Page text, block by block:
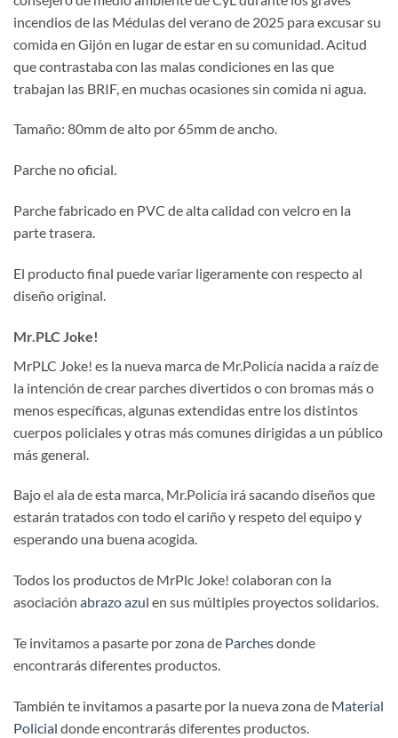
incendios de las Médulas del verano de 2025 para excusar su
comida en Gijón en lugar de estar en su comunidad. Acitud
que contrastaba con las malas condiciones en las que
trabajan las BRIF, en muchas ocasiones sin comida ni agua.
Tamaño: 80mm de alto por 65mm de ancho.
Parche no oficial.
Parche fabricado en PVC de alta calidad con velcro en la
parte trasera.
El producto final puede variar ligeramente con respecto al
diseño original.
Mr.PLC Joke!
MrPLC Joke! es la nueva marca de Mr.Policía nacida a raíz de
la intención de crear parches divertidos o con bromas más o
menos específicas, algunas extendidas entre los distintos
cuerpos policiales y otras más comunes dirigidas a un público
más general.
Bajo el ala de esta marca, Mr.Policía irá sacando diseños que
estarán tratados con todo el cariño y respeto del equipo y
esperando una buena acogida.
Todos los productos de MrPlc Joke! colaboran con la
asociación abrazo azul en sus múltiples proyectos solidarios.
Te invitamos a pasarte por zona de Parchesdonde
encontrarás diferentes productos.
También te invitamos a pasarte por la nueva zona de Material
Policial donde encontrarás diferentes productos.